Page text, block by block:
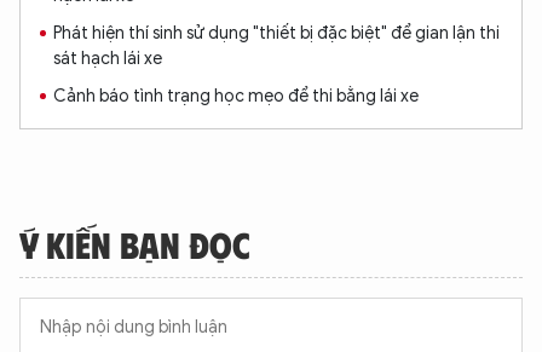
Phát hiện thí sinh sử dụng "thiết bị đặc biệt" để gian lận thi
sát hạch lái xe
Cảnh báo tình trạng học mẹo để thi bằng lái xe
Ý KIẾN BẠN ĐỌC